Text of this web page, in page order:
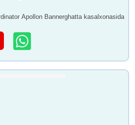
Apollon Bannerghatta kasalxonasida